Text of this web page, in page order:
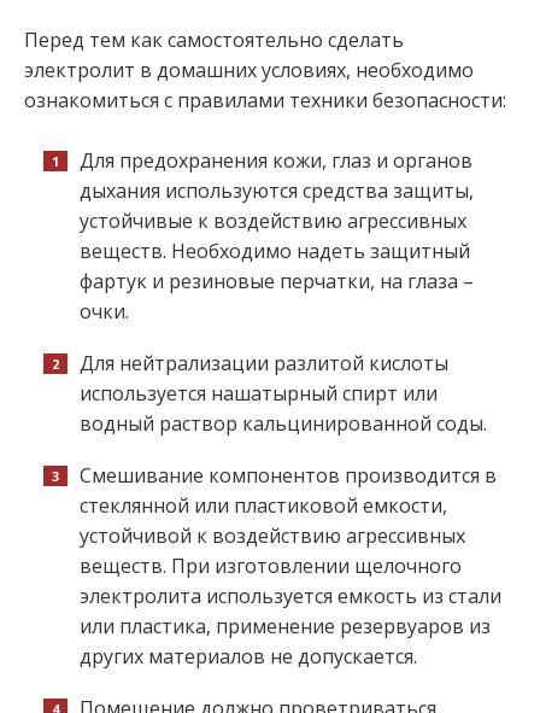
Перед тем как самостоятельно сделать
электролит в домашних условиях, необходимо
ознакомиться с правилами техники безопасности:
Для предохранения кожи, глаз и органов
дыхания используются средства защиты,
устойчивые к воздействию агрессивных
веществ. Необходимо надеть защитный
фартук и резиновые перчатки, на глаза –
очки.
Для нейтрализации разлитой кислоты
используется нашатырный спирт или
водный раствор кальцинированной соды.
Смешивание компонентов производится в
стеклянной или пластиковой емкости,
устойчивой к воздействию агрессивных
веществ. При изготовлении щелочного
электролита используется емкость из стали
или пластика, применение резервуаров из
других материалов не допускается.